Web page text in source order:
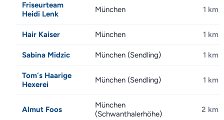
Friseurteam
Heidi Lenk
München 1 km
Hair Kaiser München 1 km
Sabina Midzic München (Sendling) 1 km
Tom´s Haarige
Hexerei
München (Sendling) 1 km
Almut Foos
München
(Schwanthalerhöhe)
2 km